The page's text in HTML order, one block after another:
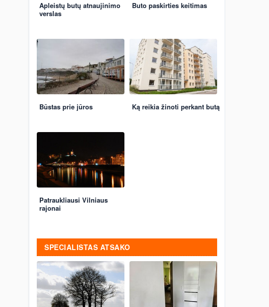
Apleistų butų atnaujinimo
verslas
Buto paskirties keitimas
Būstas prie jūros Ką reikia žinoti perkant butą
Patraukliausi Vilniaus
rajonai
SPECIALISTAS ATSAKO